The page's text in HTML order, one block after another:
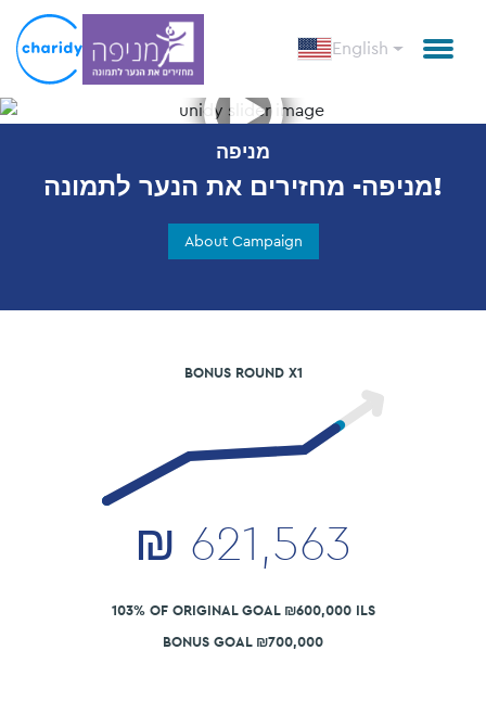
English
מניפה
מניפה- מחזירים את הנער לתמונה!
About Campaign
BONUS ROUND X1
₪ 621,563
103% OF ORIGINAL GOAL ₪600,000 ILS
BONUS GOAL ₪700,000